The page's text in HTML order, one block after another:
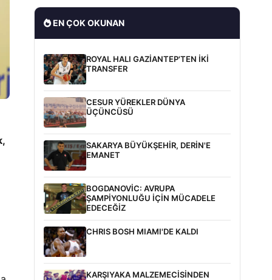
EN ÇOK OKUNAN
ROYAL HALI GAZİANTEP'TEN İKİ
TRANSFER
CESUR YÜREKLER DÜNYA
ÜÇÜNCÜSÜ
SAKARYA BÜYÜKŞEHİR, DERİN'E
EMANET
BOGDANOVİC: AVRUPA
ŞAMPİYONLUĞU İÇİN MÜCADELE
EDECEĞİZ
CHRIS BOSH MIAMI'DE KALDI
KARŞIYAKA MALZEMECİSİNDEN